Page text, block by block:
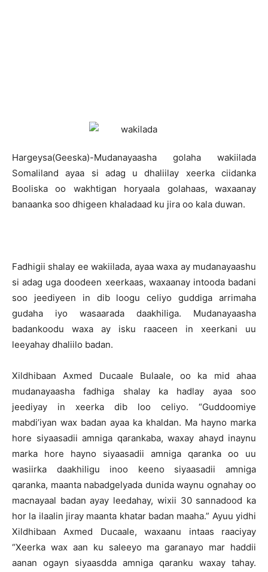
Hargeysa(Geeska)-Mudanayaasha golaha wakiilada
Somaliland ayaa si adag u dhaliilay xeerka ciidanka
Booliska oo wakhtigan horyaala golahaas, waxaanay
banaanka soo dhigeen khaladaad ku jira oo kala duwan.
Fadhigii shalay ee wakiilada, ayaa waxa ay mudanayaashu
si adag uga doodeen xeerkaas, waxaanay intooda badani
soo jeediyeen in dib loogu celiyo guddiga arrimaha
gudaha iyo wasaarada daakhiliga. Mudanayaasha
badankoodu waxa ay isku raaceen in xeerkani uu
leeyahay dhaliilo badan.
Xildhibaan Axmed Ducaale Bulaale, oo ka mid ahaa
mudanayaasha fadhiga shalay ka hadlay ayaa soo
jeediyay in xeerka dib loo celiyo. “Guddoomiye
mabdi’iyan wax badan ayaa ka khaldan. Ma hayno marka
hore siyaasadii amniga qarankaba, waxay ahayd inaynu
marka hore hayno siyaasadii amniga qaranka oo uu
wasiirka daakhiligu inoo keeno siyaasadii amniga
qaranka, maanta nabadgelyada dunida waynu ognahay oo
macnayaal badan ayay leedahay, wixii 30 sannadood ka
hor la ilaalin jiray maanta khatar badan maaha.” Ayuu yidhi
Xildhibaan Axmed Ducaale, waxaanu intaas raaciyay
“Xeerka wax aan ku saleeyo ma garanayo mar haddii
aanan ogayn siyaasdda amniga qaranku waxay tahay.